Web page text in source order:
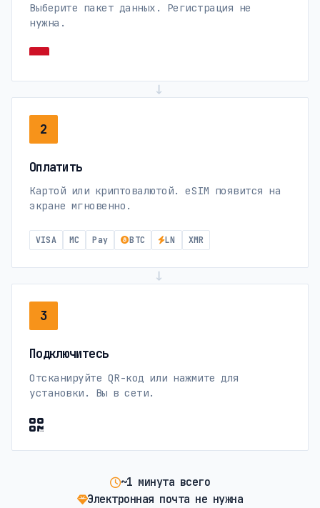
Выберите пакет данных. Регистрация не
нужна.
2
Оплатить
Картой или криптовалютой. eSIM появится на
экране мгновенно.
VISA MC Pay BTC LN XMR
→
3
Подключитесь
Отсканируйте QR-код или нажмите для
установки. Вы в сети.
~1 минута всего
Электронная почта не нужна